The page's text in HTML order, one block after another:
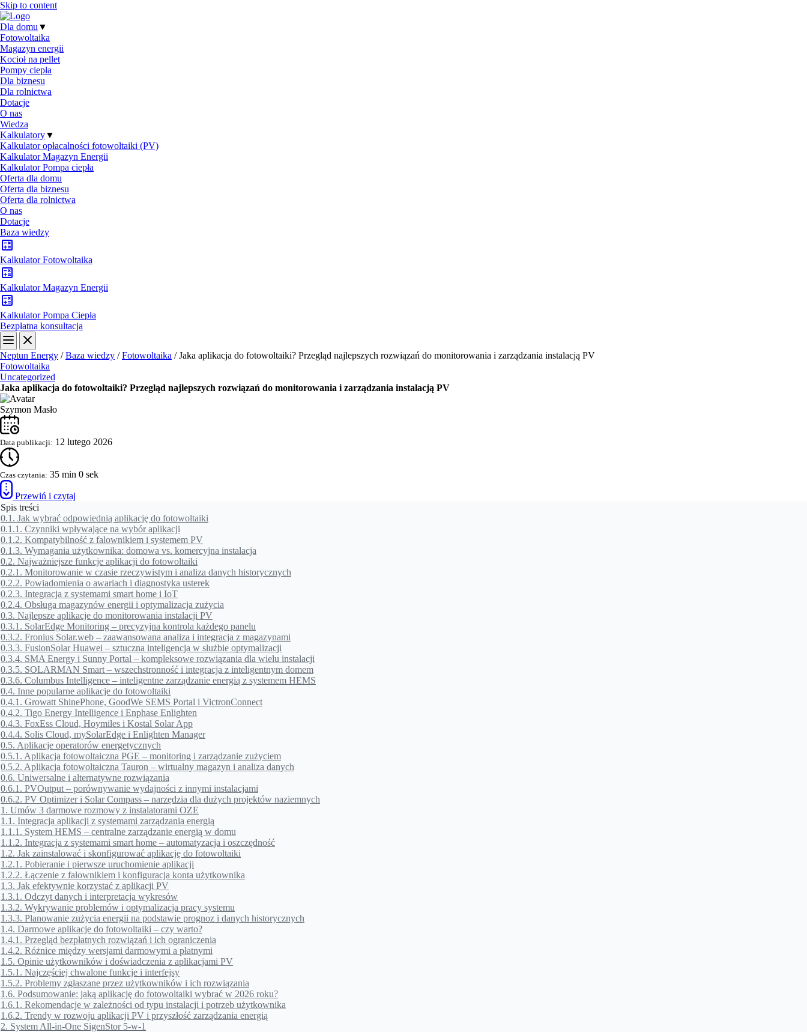
Skip to content
Dla domu ▼
Fotowoltaika
Magazyn energii
Kocioł na pellet
Pompy ciepła
Dla biznesu
Dla rolnictwa
Dotacje
O nas
Wiedza
Kalkulatory▼
Kalkulator opłacalności fotowoltaiki (PV)
Kalkulator Magazyn Energii
Kalkulator Pompa ciepła
Oferta dla domu
Oferta dla biznesu
Oferta dla rolnictwa
O nas
Dotacje
Baza wiedzy
Kalkulator Fotowoltaika
Kalkulator Magazyn Energii
Kalkulator Pompa Ciepła
Bezpłatna konsultacja
Neptun Energy /Baza wiedzy /Fotowoltaika /Jaka aplikacja do fotowoltaiki? Przegląd najlepszych rozwiązań do monitorowania i zarządzania instalacją PV
Fotowoltaika
Uncategorized
Jaka aplikacja do fotowoltaiki? Przegląd najlepszych rozwiązań do monitorowania i zarządzania instalacją PV
Szymon Masło
Data publikacji: 12 lutego 2026
Czas czytania: 35 min 0 sek
Przewiń i czytaj
Spis treści
0.1. Jak wybrać odpowiednią aplikację do fotowoltaiki
0.1.1. Czynniki wpływające na wybór aplikacji
0.1.2. Kompatybilność z falownikiem i systemem PV
0.1.3. Wymagania użytkownika: domowa vs. komercyjna instalacja
0.2. Najważniejsze funkcje aplikacji do fotowoltaiki
0.2.1. Monitorowanie w czasie rzeczywistym i analiza danych historycznych
0.2.2. Powiadomienia o awariach i diagnostyka usterek
0.2.3. Integracja z systemami smart home i IoT
0.2.4. Obsługa magazynów energii i optymalizacja zużycia
0.3. Najlepsze aplikacje do monitorowania instalacji PV
0.3.1. SolarEdge Monitoring – precyzyjna kontrola każdego panelu
0.3.2. Fronius Solar.web – zaawansowana analiza i integracja z magazynami
0.3.3. FusionSolar Huawei – sztuczna inteligencja w służbie optymalizacji
0.3.4. SMA Energy i Sunny Portal – kompleksowe rozwiązania dla wielu instalacji
0.3.5. SOLARMAN Smart – wszechstronność i integracja z inteligentnym domem
0.3.6. Columbus Intelligence – inteligentne zarządzanie energią z systemem HEMS
0.4. Inne popularne aplikacje do fotowoltaiki
0.4.1. Growatt ShinePhone, GoodWe SEMS Portal i VictronConnect
0.4.2. Tigo Energy Intelligence i Enphase Enlighten
0.4.3. FoxEss Cloud, Hoymiles i Kostal Solar App
0.4.4. Solis Cloud, mySolarEdge i Enlighten Manager
0.5. Aplikacje operatorów energetycznych
0.5.1. Aplikacja fotowoltaiczna PGE – monitoring i zarządzanie zużyciem
0.5.2. Aplikacja fotowoltaiczna Tauron – wirtualny magazyn i analiza danych
0.6. Uniwersalne i alternatywne rozwiązania
0.6.1. PVOutput – porównywanie wydajności z innymi instalacjami
0.6.2. PV Optimizer i Solar Compass – narzędzia dla dużych projektów naziemnych
1. Umów 3 darmowe rozmowy z instalatorami OZE
1.1. Integracja aplikacji z systemami zarządzania energią
1.1.1. System HEMS – centralne zarządzanie energią w domu
1.1.2. Integracja z systemami smart home – automatyzacja i oszczędność
1.2. Jak zainstalować i skonfigurować aplikację do fotowoltaiki
1.2.1. Pobieranie i pierwsze uruchomienie aplikacji
1.2.2. Łączenie z falownikiem i konfiguracja konta użytkownika
1.3. Jak efektywnie korzystać z aplikacji PV
1.3.1. Odczyt danych i interpretacja wykresów
1.3.2. Wykrywanie problemów i optymalizacja pracy systemu
1.3.3. Planowanie zużycia energii na podstawie prognoz i danych historycznych
1.4. Darmowe aplikacje do fotowoltaiki – czy warto?
1.4.1. Przegląd bezpłatnych rozwiązań i ich ograniczenia
1.4.2. Różnice między wersjami darmowymi a płatnymi
1.5. Opinie użytkowników i doświadczenia z aplikacjami PV
1.5.1. Najczęściej chwalone funkcje i interfejsy
1.5.2. Problemy zgłaszane przez użytkowników i ich rozwiązania
1.6. Podsumowanie: jaką aplikację do fotowoltaiki wybrać w 2026 roku?
1.6.1. Rekomendacje w zależności od typu instalacji i potrzeb użytkownika
1.6.2. Trendy w rozwoju aplikacji PV i przyszłość zarządzania energią
2. System All-in-One SigenStor 5-w-1